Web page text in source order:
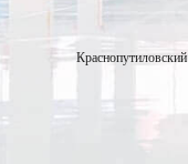
Краснопутиловский